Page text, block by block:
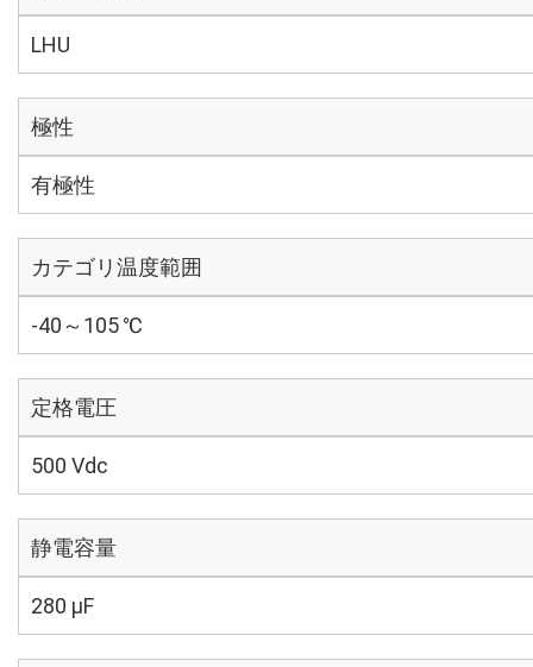
LHU
極性
有極性
カテゴリ温度範囲
-40～105 ℃
定格電圧
500 Vdc
静電容量
280 µF